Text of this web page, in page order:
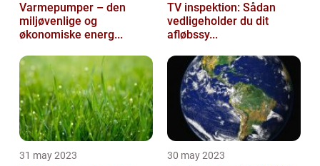
Varmepumper – den
miljøvenlige og
økonomiske energ...
TV inspektion: Sådan
vedligeholder du dit
afløbssy...
31 may 2023 30 may 2023